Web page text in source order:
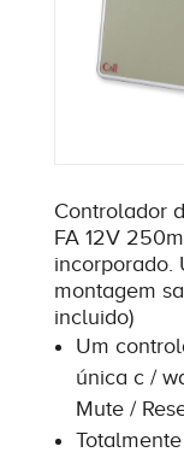
Controlador
FA 12V
incorporado.
montagem
incluido)
Um
única c /
Mute /